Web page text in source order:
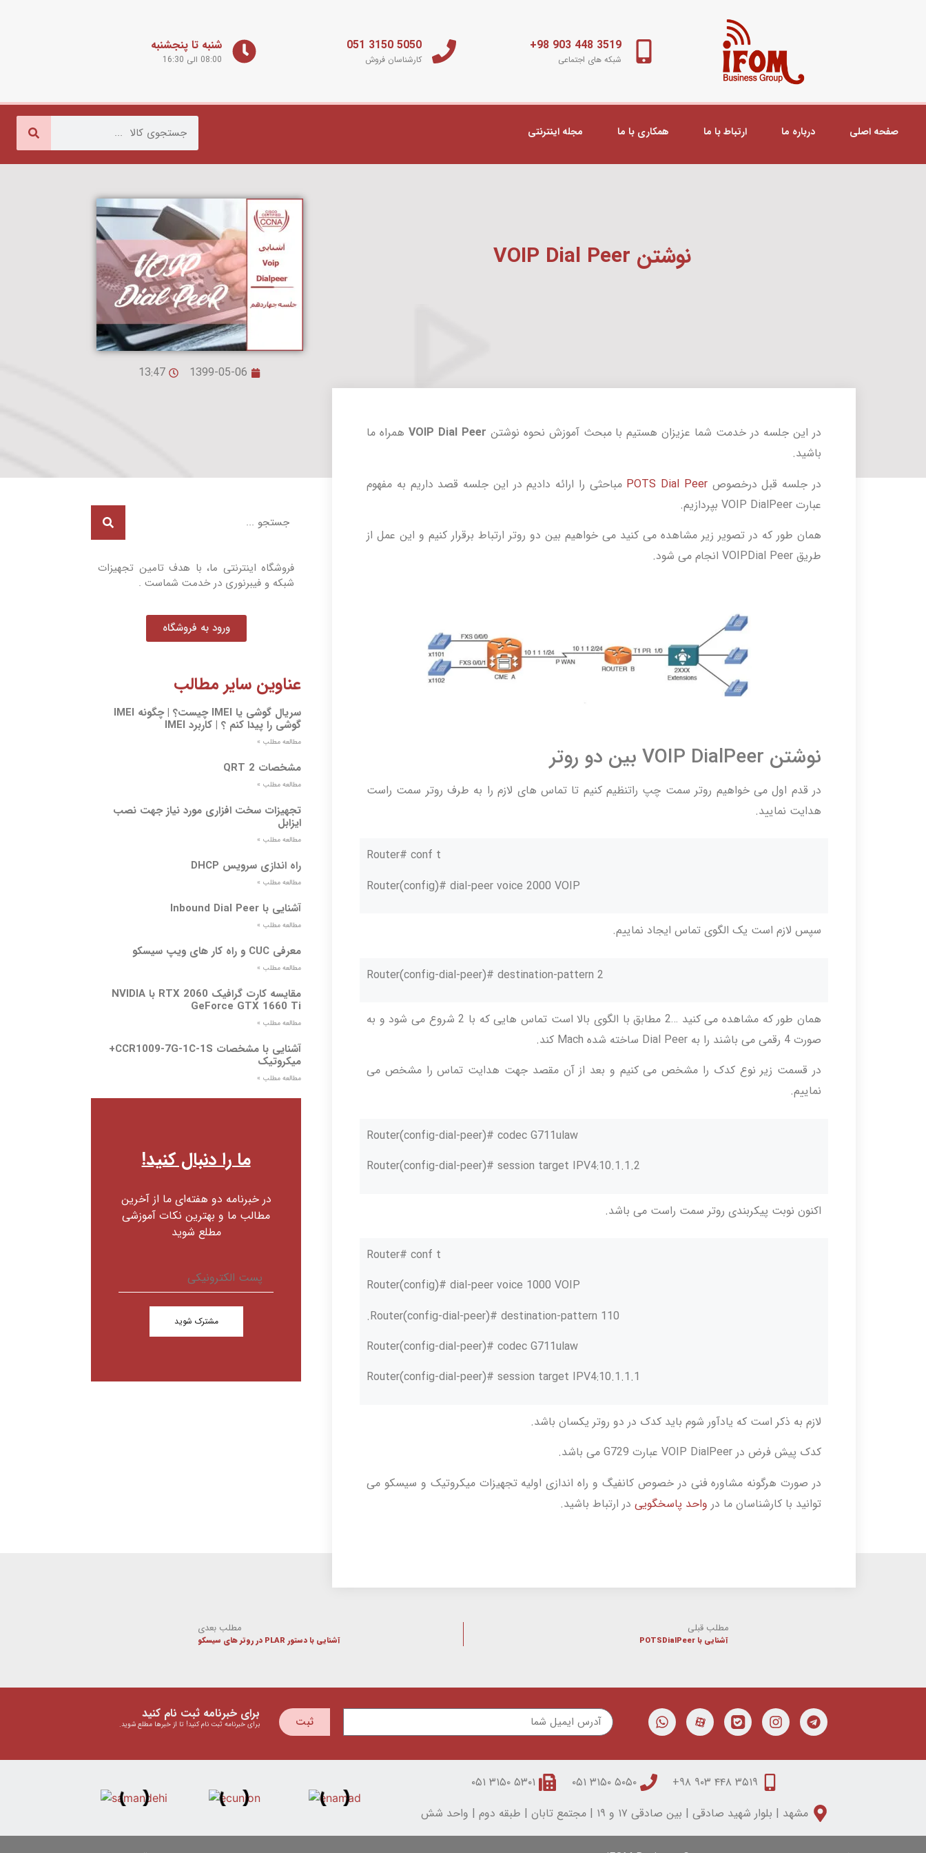
3519 448 903 98+
شبکه های اجتماعی
5050 3150 051
کارشناسان فروش
شنبه تا پنجشنبه
08:00 الی 16:30
صفحه اصلی درباره ما ارتباط با ما همکاری با ما مجله اینترنتی
نوشتن VOIP Dial Peer
1399-05-06
13:47
در این جلسه در خدمت شما عزیزان هستیم با مبحث آموزش نحوه نوشتن VOIP Dial Peer همراه ما
باشید.
در جلسه قبل درخصوصPOTS Dial Peer مباحثی را ارائه دادیم در این جلسه قصد داریم به مفهوم
عبارت VOIP DialPeer بپردازیم.
همان طور که در تصویر زیر مشاهده می کنید می خواهیم بین دو روتر ارتباط برقرار کنیم و این عمل از
طریق VOIPDial Peer انجام می شود.
نوشتن VOIP DialPeer بین دو روتر
در قدم اول می خواهیم روتر سمت چپ راتنظیم کنیم تا تماس های لازم را به طرف روتر سمت راست
هدایت نمایید.
Router# conf t
Router(config)# dial-peer voice 2000 VOIP
سپس لازم است یک الگوی تماس ایجاد نماییم.
Router(config-dial-peer)# destination-pattern 2
همان طور که مشاهده می کنید …2 مطابق با الگوی بالا است تماس هایی که با 2 شروع می شود و به
صورت 4 رقمی می باشند را به Dial Peer ساخته شده Mach کند.
در قسمت زیر نوع کدک را مشخص می کنیم و بعد از آن مقصد جهت هدایت تماس را مشخص می
نماییم.
Router(config-dial-peer)# codec G711ulaw
Router(config-dial-peer)# session target IPV4:10.1.1.2
اکنون نوبت پیکربندی روتر سمت راست می باشد.
Router# conf t
Router(config)# dial-peer voice 1000 VOIP
Router(config-dial-peer)# destination-pattern 110.
Router(config-dial-peer)# codec G711ulaw
Router(config-dial-peer)# session target IPV4:10.1.1.1
لازم به ذکر است که یادآور شوم باید کدک در دو روتر یکسان باشد.
کدک پیش فرض در VOIP DialPeer عبارت G729 می باشد.
در صورت هرگونه مشاوره فنی در خصوص کانفیگ و راه اندازی اولیه تجهیزات میکروتیک و سیسکو می
توانید با کارشناسان ما در واحد پاسخگویی در ارتباط باشید.
فروشگاه اینترنتی ما، با هدف تامین تجهیزات
شبکه و فیبرنوری در خدمت شماست .
ورود به فروشگاه
عناوین سایر مطالب
سریال گوشی یا IMEI چیست؟ | چگونه IMEI
گوشی را پیدا کنم ؟ | کاربرد IMEI
مطالعه مطلب »
مشخصات QRT 2
مطالعه مطلب »
تجهیزات سخت افزاری مورد نیاز جهت نصب
ایزابل
مطالعه مطلب »
راه اندازی سرویس DHCP
مطالعه مطلب »
آشنایی با Inbound Dial Peer
مطالعه مطلب »
معرفی CUC و راه کار های ویپ سیسکو
مطالعه مطلب »
مقایسه کارت گرافیک RTX 2060 با NVIDIA
GeForce GTX 1660 Ti
مطالعه مطلب »
آشنایی با مشخصات CCR1009-7G-1C-1S+
میکروتیک
مطالعه مطلب »
ما را دنبال کنید!
در خبرنامه دو هفته‌ای ما از آخرین
مطالب ما و بهترین نکات آموزشی
مطلع شوید
مشترک شوید
مطلب قبلی
آشنایی با POTSDialPeer
مطلب بعدی
آشنایی با دستور PLAR در روتر های سیسکو
ثبت برای خبرنامه ثبت نام کنید
برای خبرنامه ثبت نام کنید! تا از خبرها مطلع شوید.
۳۵۱۹ ۴۴۸ ۹۰۳ ۹۸+ ۵۰۵۰ ۳۱۵۰ ۰۵۱
۵۳۰۱ ۳۱۵۰ ۰۵۱
مشهد | بلوار شهید صادقی | بین صادقی ۱۷ و ۱۹ | مجتمع تابان | طبقه دوم | واحد شش